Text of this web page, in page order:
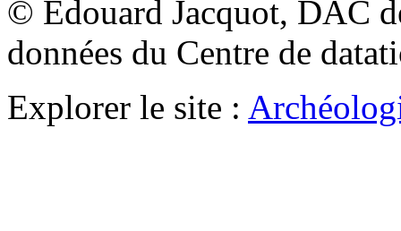
© Édouard Jacquot, DAC
données du Centre de
Explorer le site :